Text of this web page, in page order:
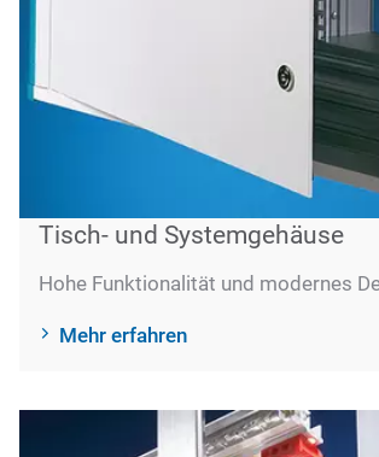
Tisch- und Systemgehäuse
Hohe Funktionalität und modernes
Mehr erfahren